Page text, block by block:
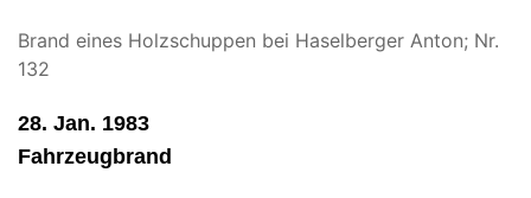
Brand eines Holzschuppen bei Haselberger Anton; Nr.
132
28. Jan. 1983
Fahrzeugbrand